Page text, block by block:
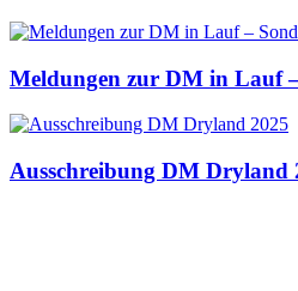
Meldungen zur DM in Lauf
Ausschreibung DM Dryland